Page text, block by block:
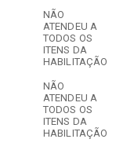
NÃO
ATENDEU A
TODOS OS
ITENS DA
HABILITAÇÃO
NÃO
ATENDEU A
TODOS OS
ITENS DA
HABILITAÇÃO